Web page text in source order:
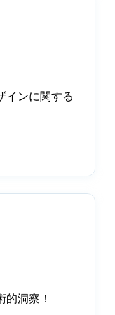
インに関する
洞察！